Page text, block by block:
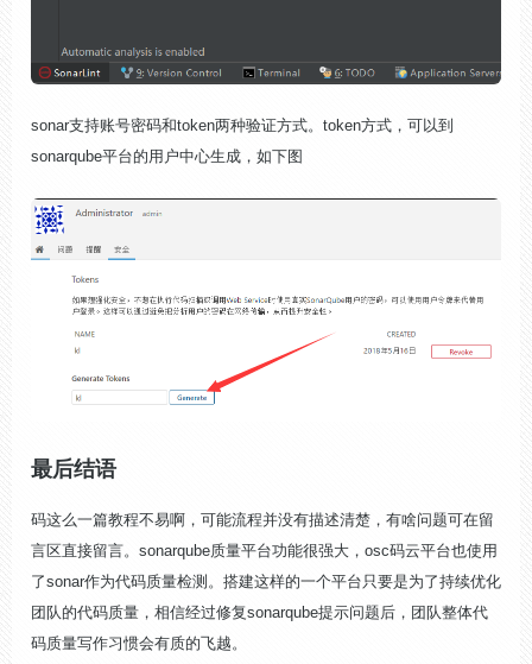
sonar支持账号密码和token两种验证方式。token方式，可以到
sonarqube平台的用户中心生成，如下图
最后结语
码这么一篇教程不易啊，可能流程并没有描述清楚，有啥问题可在留
言区直接留言。sonarqube质量平台功能很强大，osc码云平台也使用
了sonar作为代码质量检测。搭建这样的一个平台只要是为了持续优化
团队的代码质量，相信经过修复sonarqube提示问题后，团队整体代
码质量写作习惯会有质的飞越。